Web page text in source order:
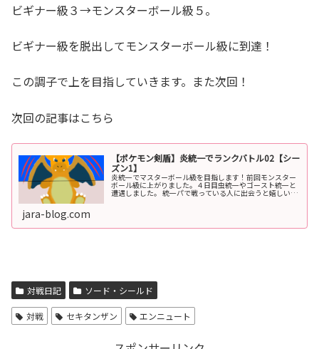
ビギナー級３→モンスターボール級５。
ビギナー級を脱出してモンスターボール級に到達！
この調子で上を目指していきます。また次回！
次回の記事はこちら
【ポケモン剣盾】炎統一でランクバトル02【シー
ズン1】
炎統一でマスターボール級を目指します！前回モンスター
ボール級に上がりました。４日目虫統一やゴースト統一と
遭遇しました。 統一パで戦っている人に出会うと嬉しいで
す。対戦内容を簡単に紹介VS 虫統一 相性的に完全に有利な
jara-blog.com
対戦日記 ソード・シールド
対戦 セキタンザン エンニュート